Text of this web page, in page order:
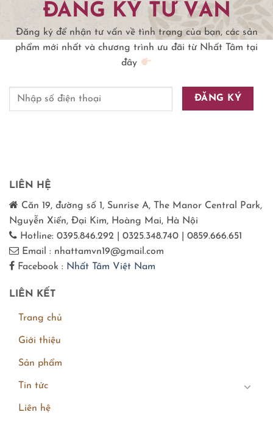
ĐĂNG KÝ TƯ VẤN
Đăng ký để nhận tư vấn về tình trạng của bạn, các sản
phẩm mới nhất và chương trình ưu đãi từ Nhất Tâm tại
đây
LIÊN HỆ
Căn 19, đường số 1, Sunrise A, The Manor Central Park,
Nguyễn Xiển, Đại Kim, Hoàng Mai, Hà Nội
Hotline: 0395.846.292 | 0325.348.740 | 0859.666.651
Email : nhattamvn19@gmail.com
Facebook : Nhất Tâm Việt Nam
LIÊN KẾT
Trang chủ
Giới thiệu
Sản phẩm
Tin tức
Liên hệ